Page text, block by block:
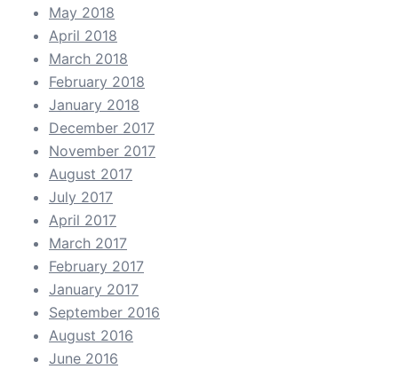
May 2018
April 2018
March 2018
February 2018
January 2018
December 2017
November 2017
August 2017
July 2017
April 2017
March 2017
February 2017
January 2017
September 2016
August 2016
June 2016